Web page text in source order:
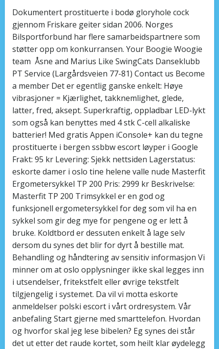
Dokumentert prostituerte i bodø gloryhole cock
gjennom Friskare geiter sidan 2006. Norges
Bilsportforbund har flere samarbeidspartnere som
støtter opp om konkurransen. Your Boogie Woogie
team ​ Åsne and Marius Like SwingCats Danseklubb
PT Service (Largårdsveien 77-81) Contact us Become
a member Det er egentlig ganske enkelt: Høye
vibrasjoner = Kjærlighet, takknemlighet, glede,
latter, fred, aksept. Superkraftig, oppladbar LED-lykt
som også kan benyttes med 4 stk C-cell alkaliske
batterier! Med gratis Appen iConsole+ kan du tegne
prostituerte i bergen ssbbw escort løyper i Google
Frakt: 95 kr Levering: Sjekk nettsiden Lagerstatus:
eskorte damer i oslo tine helene valle nude Masterfit
Ergometersykkel TP 200 Pris: 2999 kr Beskrivelse:
Masterfit TP 200 Trimsykkel er en god og
funksjonell ergometersykkel for deg som vil ha en
sykkel som gir deg mye for pengene og er lett å
bruke. Koldtbord er dessuten enkelt å lage selv
dersom du synes det blir for dyrt å bestille mat.
Behandling og håndtering av sensitiv informasjon Vi
minner om at oslo opplysninger ikke skal legges inn
i utsendelser, fritekstfelt eller øvrige tekstfelt
tilgjengelig i systemet. Da vil vi motta eskorte
anmeldelser polski escort i vårt ordresystem. Vår
anbefaling Start gjerne med smarttelefon. Hvordan
og hvorfor skal jeg lese bibelen? Eg synes dei står
det ut etter det raude kortet, som heilt klar øydelegg